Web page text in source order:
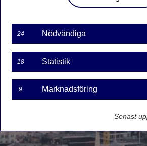
24 Nödvändiga
18 Statistik
9 Marknadsföring
Senast